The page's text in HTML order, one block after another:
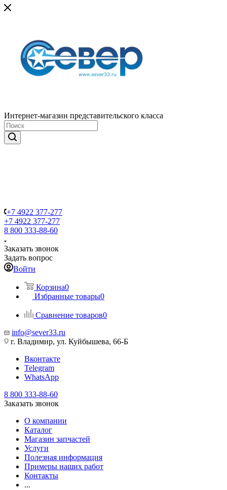
Интернет-магазин представительского класса
+7 4922 377-277
+7 4922 377-277
8 800 333-88-60
Заказать звонок
Задать вопрос
Войти
Корзина0
Избранные товары0
Сравнение товаров0
info@sever33.ru
г. Владимир, ул. Куйбышева, 66-Б
Вконтакте
Telegram
WhatsApp
8 800 333-88-60
Заказать звонок
О компании
Каталог
Магазин запчастей
Услуги
Полезная информация
Примеры наших работ
Контакты
...